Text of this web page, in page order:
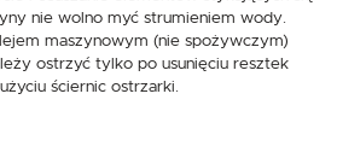
nie wolno myć strumieniem wody.
maszynowym (nie spożywczym)
ostrzyć tylko po usunięciu resztek
ściernic ostrzarki.